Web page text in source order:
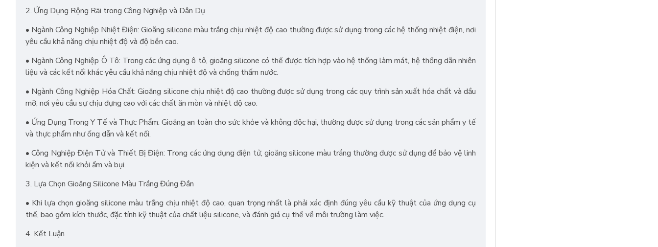
2. Ứng Dụng Rộng Rãi trong Công Nghiệp và Dân Dụ
• Ngành Công Nghiệp Nhiệt Điện: Gioăng silicone màu trắng chịu nhiệt độ cao thường được sử dụng trong các hệ thống nhiệt điện, nơi
yêu cầu khả năng chịu nhiệt độ và độ bền cao.
• Ngành Công Nghiệp Ô Tô: Trong các ứng dụng ô tô, gioăng silicone có thể được tích hợp vào hệ thống làm mát, hệ thống dẫn nhiên
liệu và các kết nối khác yêu cầu khả năng chịu nhiệt độ và chống thấm nước.
• Ngành Công Nghiệp Hóa Chất: Gioăng silicone chịu nhiệt độ cao thường được sử dụng trong các quy trình sản xuất hóa chất và dầu
mỡ, nơi yêu cầu sự chịu đựng cao với các chất ăn mòn và nhiệt độ cao.
• Ứng Dụng Trong Y Tế và Thực Phẩm: Gioăng an toàn cho sức khỏe và không độc hại, thường được sử dụng trong các sản phẩm y tế
và thực phẩm như ống dẫn và kết nối.
• Công Nghiệp Điện Tử và Thiết Bị Điện: Trong các ứng dụng điện tử, gioăng silicone màu trắng thường được sử dụng để bảo vệ linh
kiện và kết nối khỏi ẩm và bụi.
3. Lựa Chọn Gioăng Silicone Màu Trắng Đúng Đắn
• Khi lựa chọn gioăng silicone màu trắng chịu nhiệt độ cao, quan trọng nhất là phải xác định đúng yêu cầu kỹ thuật của ứng dụng cụ
thể, bao gồm kích thước, đặc tính kỹ thuật của chất liệu silicone, và đánh giá cụ thể về môi trường làm việc.
4. Kết Luận